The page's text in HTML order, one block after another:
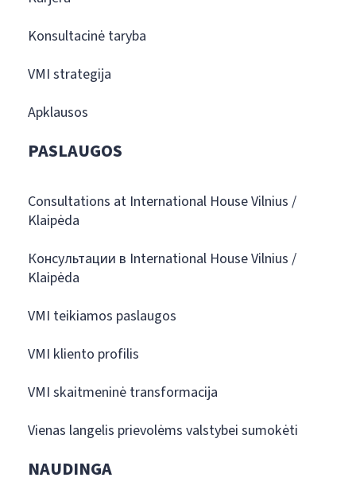
Konsultacinė taryba
VMI strategija
Apklausos
PASLAUGOS
Consultations at International House Vilnius /
Klaipėda
Консультации в International House Vilnius /
Klaipėda
VMI teikiamos paslaugos
VMI kliento profilis
VMI skaitmeninė transformacija
Vienas langelis prievolėms valstybei sumokėti
NAUDINGA